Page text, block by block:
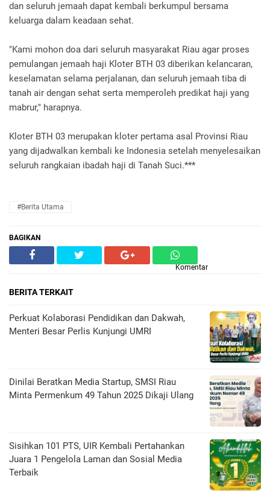
dan seluruh jemaah dapat kembali berkumpul bersama
keluarga dalam keadaan sehat.
"Kami mohon doa dari seluruh masyarakat Riau agar proses
pemulangan jemaah haji Kloter BTH 03 diberikan kelancaran,
keselamatan selama perjalanan, dan seluruh jemaah tiba di
tanah air dengan sehat serta memperoleh predikat haji yang
mabrur," harapnya.
Kloter BTH 03 merupakan kloter pertama asal Provinsi Riau
yang dijadwalkan kembali ke Indonesia setelah menyelesaikan
seluruh rangkaian ibadah haji di Tanah Suci.***
#Berita Utama
BAGIKAN
Komentar
BERITA TERKAIT
Perkuat Kolaborasi Pendidikan dan Dakwah,
Menteri Besar Perlis Kunjungi UMRI
Dinilai Beratkan Media Startup, SMSI Riau
Minta Permenkum 49 Tahun 2025 Dikaji Ulang
Sisihkan 101 PTS, UIR Kembali Pertahankan
Juara 1 Pengelola Laman dan Sosial Media
Terbaik